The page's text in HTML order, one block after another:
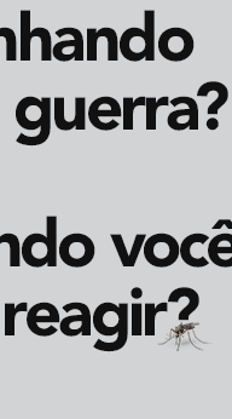
Sales do
e campeão de